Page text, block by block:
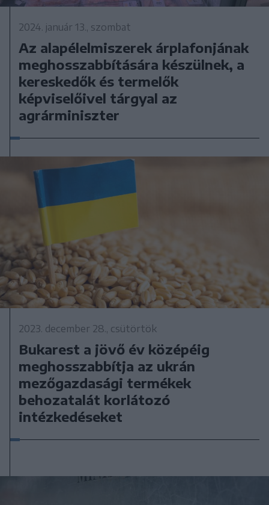
2024. január 13., szombat
Az alapélelmiszerek árplafonjának
meghosszabbítására készülnek, a
kereskedők és termelők
képviselőivel tárgyal az
agrárminiszter
2023. december 28., csütörtök
Bukarest a jövő év középéig
meghosszabbítja az ukrán
mezőgazdasági termékek
behozatalát korlátozó
intézkedéseket